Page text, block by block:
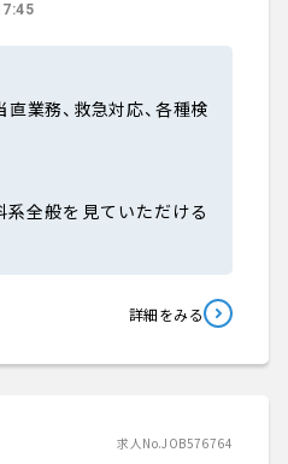
直業務、救急対応、各種検
系全般を見ていただける
詳細をみる
求人No.JOB576764